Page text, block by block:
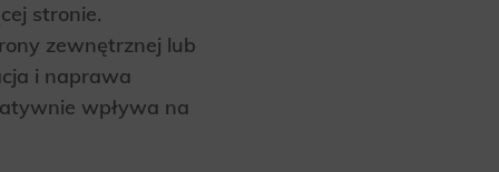
stronie.
zewnętrznej lub
i naprawa
wpływa na